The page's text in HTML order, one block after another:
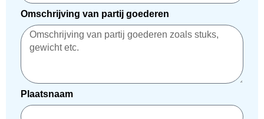
Omschrijving van partij goederen
Plaatsnaam